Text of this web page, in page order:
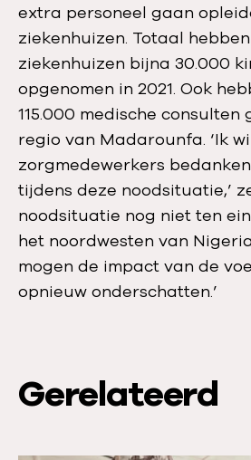
extra personeel gaan
ziekenhuizen. Totaal
ziekenhuizen bijna 30.000
opgenomen in 2021. Ook
115.000 medische consulten
regio van Madarounfa. ‘Ik
zorgmedewerkers
tijdens deze noodsituatie,’
noodsituatie nog niet ten
het noordwesten van
mogen de impact van de
opnieuw onderschatten.’
Gerelateerd